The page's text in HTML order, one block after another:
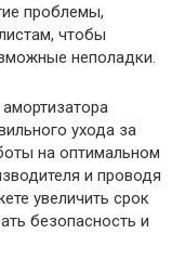
проблемы,
чтобы
неполадки.
ухода за
на оптимальном
и проводя
увеличить срок
безопасность и